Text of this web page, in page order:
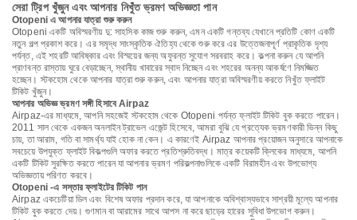
সেরা ট্রিপ খুঁজুন এবং আপনার নিখুঁত ভ্রমণ অভিজ্ঞতা পান
Otopeni এ আপনার যাত্রা শুরু করুন
Otopeni একটি অবিস্মরণীয় দু: সাহসিক কাজ শুরু করুন, এমন একটি গন্তব্য যেখানে প্রতিটি কোণ একটি
নতুন গল্প প্রকাশ করে। এর সমৃদ্ধ সাংস্কৃতিক ঐতিহ্য থেকে শুরু করে এর উত্তেজনাপূর্ণ প্রাকৃতিক দৃশ্য
পর্যন্ত, এই শহরটি আবিষ্কার এবং বিস্ময়ের জন্য অফুরন্ত সুযোগ সরবরাহ করে। কল্পনা করুন যে আপনি
প্রাণবন্ত রাস্তায় ঘুরে বেড়াচ্ছেন, স্থানীয় খাবারের স্বাদ নিচ্ছেন এবং শহরের অনন্য আকর্ষণে নিমজ্জিত
হচ্ছেন। স্টকহোম থেকে আপনার যাত্রা শুরু করুন, এবং আপনার যাত্রা অবিস্মরণীয় করতে নিখুঁত ফ্লাইট
টিকিট খুঁজুন।
আপনার অভিজ্ঞ ভ্রমণ সঙ্গী হিসাবে Airpaz
Airpaz-এর মাধ্যমে, আপনি সহজেই স্টকহোম থেকে Otopeni পর্যন্ত ফ্লাইট টিকিট বুক করতে পারেন।
2011 সাল থেকে একজন অনলাইন ট্রাভেল এজেন্ট হিসেবে, আমরা বুঝি যে প্রত্যেক ভ্রমণকারী ভিন্ন কিছু
চায়, তা আরাম, গতি বা সামর্থ্য যাই হোক না কেন। এ কারণেই Airpaz আপনার প্রয়োজন অনুসারে আপনাকে
সবচেয়ে উপযুক্ত ফ্লাইট বিকল্পগুলি অফার করতে প্রতিশ্রুতিবদ্ধ। মাত্র কয়েকটি ক্লিকের মাধ্যমে, আপনি
একটি টিকিট সুরক্ষিত করতে পারেন যা আপনার ভ্রমণ পরিকল্পনাগুলিকে একটি বিরামহীন এবং উপভোগ্য
অভিজ্ঞতায় পরিণত করবে।
Otopeni -এ সস্তার ফ্লাইটের টিকিট পান
Airpaz একচেটিয়া ডিল এবং বিশেষ অফার প্রদান করে, যা আপনাকে অবিশ্বাস্যভাবে সাশ্রয়ী মূল্যে আপনার
টিকিট বুক করতে দেয়। গুণমান বা আরামের সাথে আপস না করে ছাড়ের হারের সুবিধা উপভোগ করুন।